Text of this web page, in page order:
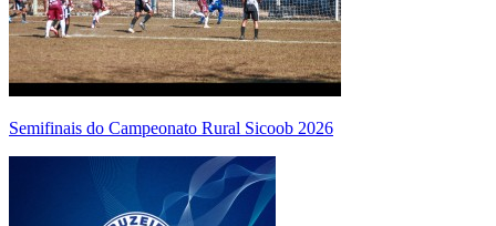
Semifinais do Campeonato Rural Sicoob 2026